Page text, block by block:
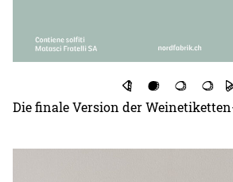
Die finale Version der